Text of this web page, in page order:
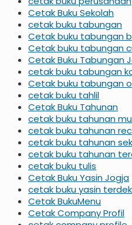
Cetak Buku Sekolah
cetak buku tabungan
Cetak buku tabungan
Cetak buku tabungan
Cetak Buku Tabungan
cetak buku tabungan
Cetak buku tabungan
cetak buku tahlil
Cetak Buku Tahunan
cetak buku tahunan
cetak buku tahunan
cetak buku tahunan
cetak buku tahunan
cetak buku tulis
Cetak Buku Yasin Jogja
cetak buku yasin
Cetak BukuMenu
Cetak Company Profil